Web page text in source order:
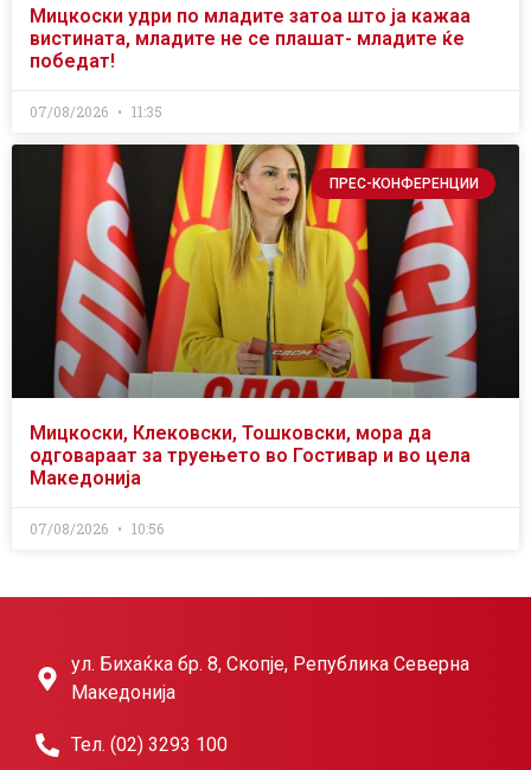
Мицкоски удри по младите затоа што ја кажаа
вистината, младите не се плашат- младите ќе
победат!
07/08/2026 11:35
ПРЕС-КОНФЕРЕНЦИИ
Мицкоски, Клековски, Тошковски, мора да
одговараат за труењето во Гостивар и во цела
Македонија
07/08/2026 10:56
ул. Бихаќка бр. 8, Скопје, Република Северна
Македонија
Тел. (02) 3293 100